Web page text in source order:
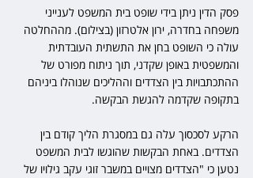
פסק הדין ניתן בידי שופט בית המשפט לענייני
משפחה בחדרה, ירון אלטרזון (בצילום). מההחלטה
עולה כי השופט בחן את התשתית העובדתית
והמשפטית באופן שקדני, תוך ניתוח מפורט של
ההתכתבויות בין הצדדים וההליכים שנוהלו ביניהם
בתקופה שקדמה להגשת הבקשה.
הרקע לסכסוך עלה גם במסגרת הליך קודם בין
הצדדים. באחת הבקשות שהוגשו לבית המשפט
נטען כי "הצדדים מצויים במשבר זוגי עקב גילויו של